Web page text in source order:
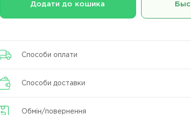
Додати до кошика
Способи оплати
Способи доставки
Обмін/повернення